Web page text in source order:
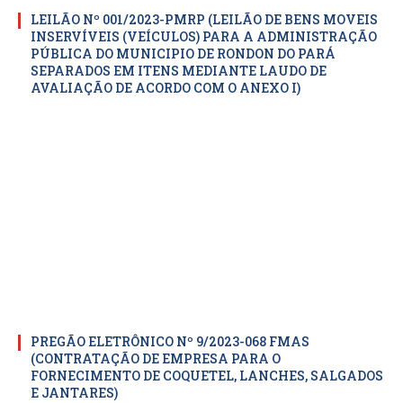
LEILÃO Nº 001/2023-PMRP (LEILÃO DE BENS MOVEIS
INSERVÍVEIS (VEÍCULOS) PARA A ADMINISTRAÇÃO
PÚBLICA DO MUNICIPIO DE RONDON DO PARÁ
SEPARADOS EM ITENS MEDIANTE LAUDO DE
AVALIAÇÃO DE ACORDO COM O ANEXO I)
PREGÃO ELETRÔNICO Nº 9/2023-068 FMAS
(CONTRATAÇÃO DE EMPRESA PARA O
FORNECIMENTO DE COQUETEL, LANCHES, SALGADOS
E JANTARES)